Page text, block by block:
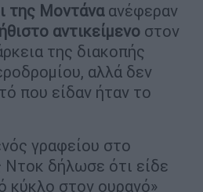
της Μοντάναανέφεραν
αντικείμενο στον
της διακοπής
αλλά δεν
που είδαν ήταν το
γραφείου στο
Ντοκ δήλωσε ότι είδε
κύκλο στον ουρανό»